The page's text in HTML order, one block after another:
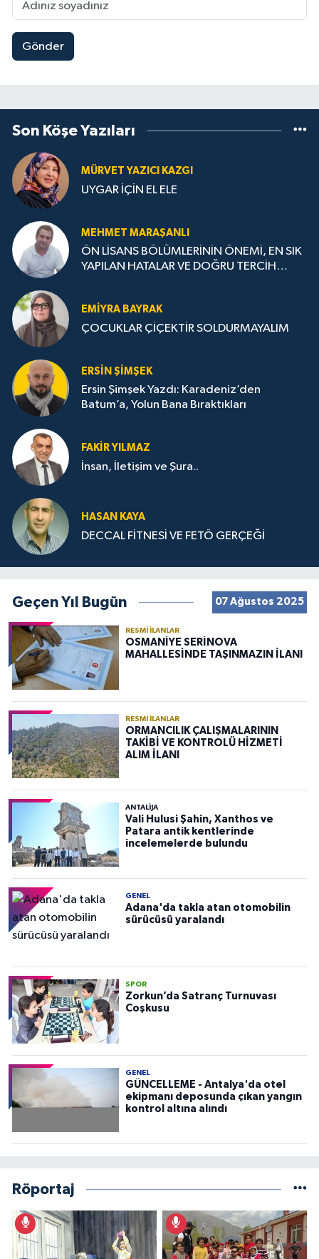
Gönder
Son Köşe Yazıları
MÜRVET YAZICI KAZGI
UYGAR İÇİN EL ELE
MEHMET MARAŞANLI
ÖN LİSANS BÖLÜMLERİNİN ÖNEMİ, EN SIK
YAPILAN HATALAR VE DOĞRU TERCİH
EMIYRA BAYRAK
ÇOCUKLAR ÇİÇEKTİR SOLDURMAYALIM
ERSIN ŞIMŞEK
Ersin Şimşek Yazdı: Karadeniz’den
Batum’a, Yolun Bana Bıraktıkları
FAKIR YILMAZ
İnsan, İletişim ve Şura..
HASAN KAYA
DECCAL FİTNESİ VE FETÖ GERÇEĞİ
Geçen Yıl Bugün 07 Ağustos 2025
RESMI İLANLAR
OSMANİYE SERİNOVA
MAHALLESİNDE TAŞINMAZIN İLANI
RESMI İLANLAR
ORMANCILIK ÇALIŞMALARININ
TAKİBİ VE KONTROLÜ HİZMETİ
ALIM İLANI
ANTALIJA
Vali Hulusi Şahin, Xanthos ve
Patara antik kentlerinde
incelemelerde bulundu
GENEL
Adana'da takla atan otomobilin
sürücüsü yaralandı
SPOR
Zorkun’da Satranç Turnuvası
Coşkusu
GENEL
GÜNCELLEME - Antalya'da otel
ekipmanı deposunda çıkan yangın
kontrol altına alındı
Röportaj